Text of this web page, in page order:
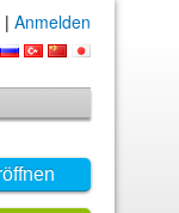
| Anmelden